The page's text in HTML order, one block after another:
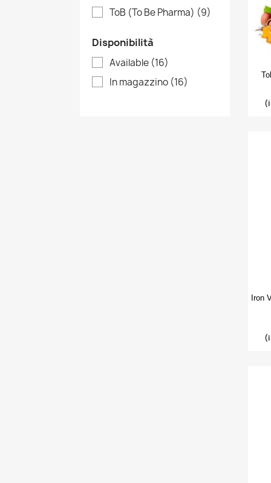
ToB (To Be Pharma) (9)
Disponibilità
Available (16)
In magazzino (16)
Iron